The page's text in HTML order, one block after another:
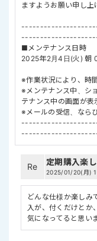
ますようお願い申し上
■メンテナンス日時
2025年2月4日(火) 朝
※作業状況により、時
※メンテナンス中、シ
テナンス中の画面が表
※メールの受信、なら
Re 定期購入楽
2025/01/20(月)
どんな仕様か楽しみ
入が、付くだけとか
気になってると思い